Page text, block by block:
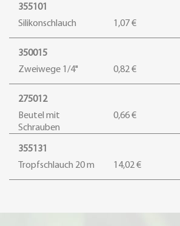
355101
Silikonschlauch
1,07 €
350015
Zweiwege 1/4"
0,82 €
275012
Beutel mit
Schrauben
0,66 €
355131
Tropfschlauch 20 m
14,02 €